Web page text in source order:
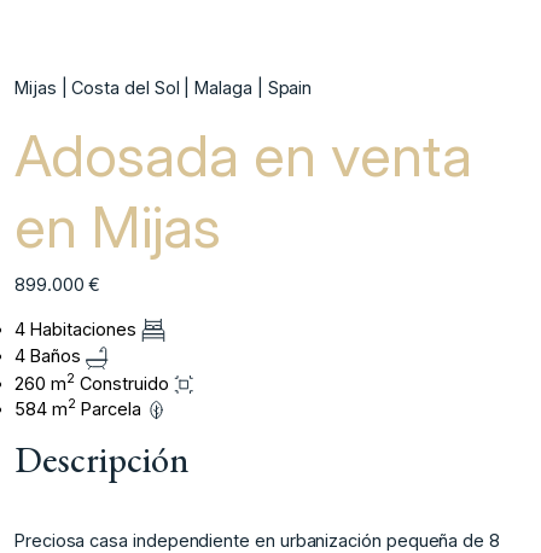
Mijas | Costa del Sol | Malaga | Spain
Adosada en venta
en Mijas
899.000 €
4 Habitaciones
4 Baños
260 m2 Construido
584 m2 Parcela
Descripción
Preciosa casa independiente en urbanización pequeña de 8